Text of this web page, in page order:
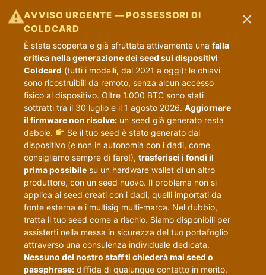
⚠AVVISO URGENTE — POSSESSORI DI
COLDCARD
È stata scoperta e già sfruttata attivamente una falla
critica nella generazione dei seed sui dispositivi
Coldcard (tutti i modelli, dal 2021 a oggi): le chiavi
sono ricostruibili da remoto, senza alcun accesso
fisico al dispositivo. Oltre 1.000 BTC sono stati
sottratti tra il 30 luglio e il 1 agosto 2026. Aggiornare
il firmware non risolve: un seed già generato resta
debole.
Se il tuo seed è stato generato dal
dispositivo (e non in autonomia con i dadi, come
consigliamo sempre di fare!), trasferisci i fondi il
prima possibile su un hardware wallet di un altro
produttore, con un seed nuovo. Il problema non si
applica ai seed creati con i dadi, quelli importati da
fonte esterna e i multisig multi-marca. Nel dubbio,
tratta il tuo seed come a rischio. Siamo disponibili per
assisterti nella messa in sicurezza del tuo portafoglio
attraverso una consulenza individuale dedicata.
Nessuno del nostro staff ti chiederà mai seed o
passphrase: diffida di qualunque contatto in merito.
×